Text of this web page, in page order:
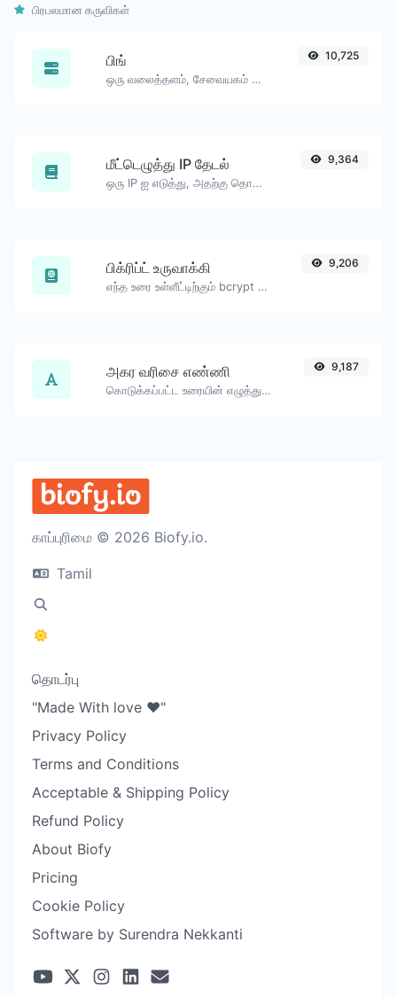
பிரபலமான கருவிகள்
பிங்
ஒரு வலைத்தளம், சேவையகம் அல்லது போர்ட்டை பிங் செய்யவும்.
10,725
மீட்டெழுத்து IP தேடல்
ஒரு IP ஐ எடுத்து, அதற்கு தொடர்புடைய டொமைன்/ஹோஸ்டை தேடுங்கள்.
9,364
பிக்ரிப்ட் உருவாக்கி
எந்த உரை உள்ளீட்டிற்கும் bcrypt கடவுச்சொல் ஹாஷ் உருவாக்கவும்.
9,206
அகர வரிசை எண்ணி
கொடுக்கப்பட்ட உரையின் எழுத்துகள் மற்றும் வார்த்தைகள் எண்ணிக்கையை கணக்கிடுங்கள்.
9,187
காப்புரிமை © 2026 Biofy.io.
Tamil
தொடர்பு
"Made With love ❤️"
Privacy Policy
Terms and Conditions
Acceptable & Shipping Policy
Refund Policy
About Biofy
Pricing
Cookie Policy
Software by Surendra Nekkanti